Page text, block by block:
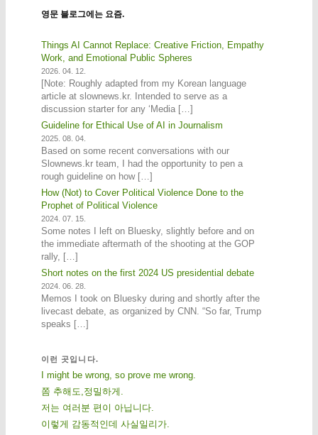
영문 블로그에는 요즘.
Things AI Cannot Replace: Creative Friction, Empathy
Work, and Emotional Public Spheres
2026. 04. 12.
[Note: Roughly adapted from my Korean language
article at slownews.kr. Intended to serve as a
discussion starter for any ‘Media […]
Guideline for Ethical Use of AI in Journalism
2025. 08. 04.
Based on some recent conversations with our
Slownews.kr team, I had the opportunity to pen a
rough guideline on how […]
How (Not) to Cover Political Violence Done to the
Prophet of Political Violence
2024. 07. 15.
Some notes I left on Bluesky, slightly before and on
the immediate aftermath of the shooting at the GOP
rally, […]
Short notes on the first 2024 US presidential debate
2024. 06. 28.
Memos I took on Bluesky during and shortly after the
livecast debate, as organized by CNN. “So far, Trump
speaks […]
이런 곳입니다.
I might be wrong, so prove me wrong.
쫌 추해도,정밀하게.
저는 여러분 편이 아닙니다.
이렇게 감동적인데 사실일리가.